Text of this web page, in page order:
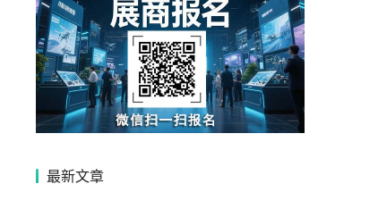
最新文章